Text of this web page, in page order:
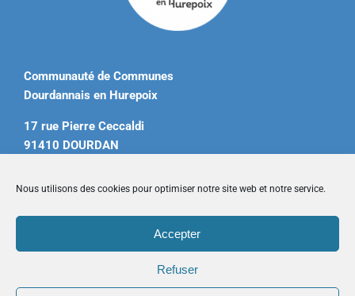
Nous utilisons des cookies pour optimiser notre site web et notre service.
Accepter
Refuser
Communauté de Communes
Dourdannais en Hurepoix
17 rue Pierre Ceccaldi
91410 DOURDAN
contact@ccdourdannais.com
Accueil|Plan du site|Mentions légales|Contactez-nous